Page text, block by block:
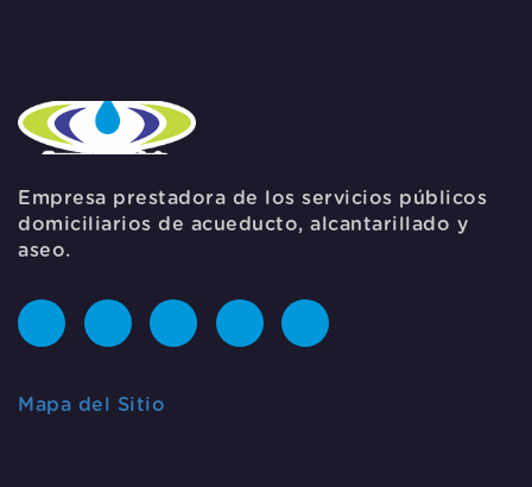
Empresa prestadora de los servicios públicos
domiciliarios de acueducto, alcantarillado y
aseo.
Mapa del Sitio